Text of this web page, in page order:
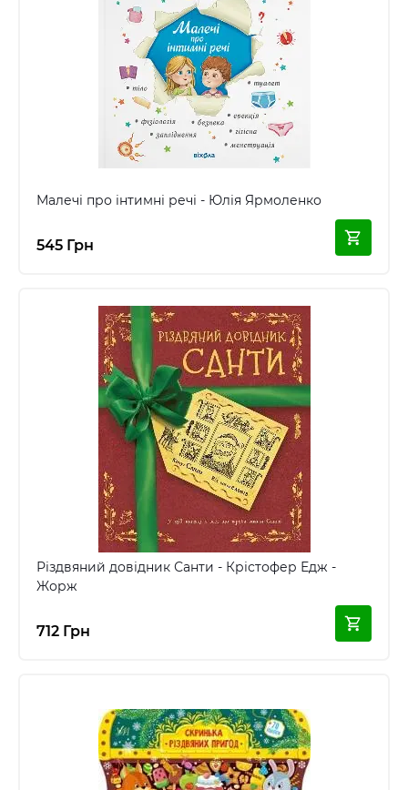
Малечі про інтимні речі - Юлія Ярмоленко
545 Грн
Різдвяний довідник Санти - Крістофер Едж -
Жорж
712 Грн